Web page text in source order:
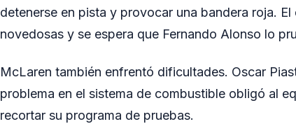
detenerse en pista y provocar una bandera roja.
novedosas y se espera que Fernando Alonso lo
McLaren también enfrentó dificultades. Oscar
problema en el sistema de combustible obligó al
recortar su programa de pruebas.